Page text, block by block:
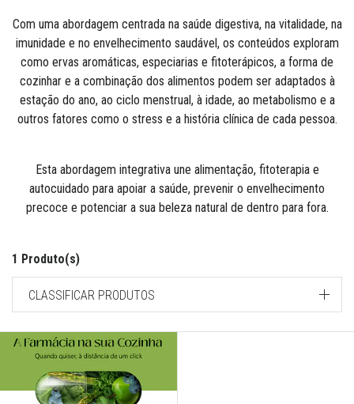
Com uma abordagem centrada na saúde digestiva, na vitalidade, na
imunidade e no envelhecimento saudável, os conteúdos exploram
como ervas aromáticas, especiarias e fitoterápicos, a forma de
cozinhar e a combinação dos alimentos podem ser adaptados à
estação do ano, ao ciclo menstrual, à idade, ao metabolismo e a
outros fatores como o stress e a história clínica de cada pessoa.
Esta abordagem integrativa une alimentação, fitoterapia e
autocuidado para apoiar a saúde, prevenir o envelhecimento
precoce e potenciar a sua beleza natural de dentro para fora.
1 Produto(s)
CLASSIFICAR PRODUTOS